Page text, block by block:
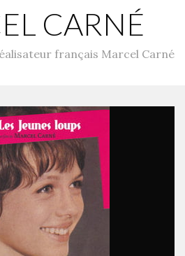
CARNÉ
français Marcel Carné